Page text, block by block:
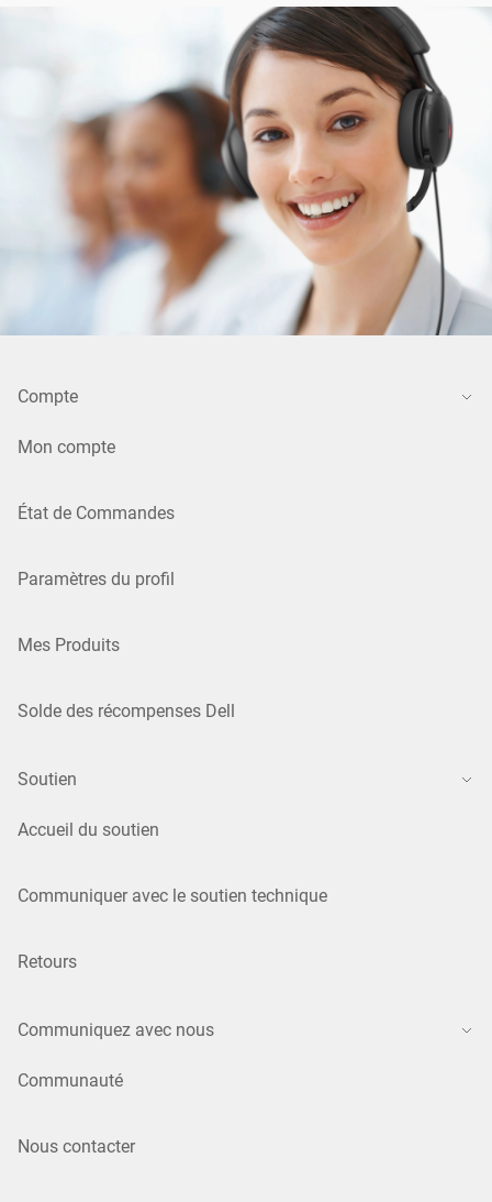
Compte
Mon compte
État de Commandes
Paramètres du profil
Mes Produits
Solde des récompenses Dell
Soutien
Accueil du soutien
Communiquer avec le soutien technique
Retours
Communiquez avec nous
Communauté
Nous contacter